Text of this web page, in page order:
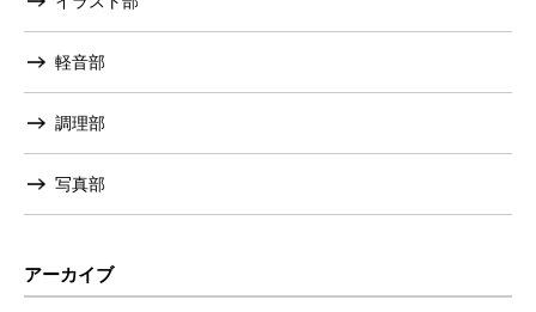
軽音部
調理部
写真部
アーカイブ